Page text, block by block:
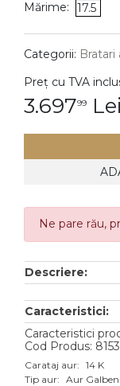
DIAMANTE
Cercei
Accesorii
TIP METAL
Aur galben
Aur alb
Aur roz
Aur mixt
Mărime: 17.5
Categorii: Bratari
Preț cu TVA
3.69799 Lei
Ne pare rău,
Descriere:
Caracteristici:
Caracteristici
Cod Produs:
Carataj aur: 14 K
Tip aur: Aur Galben